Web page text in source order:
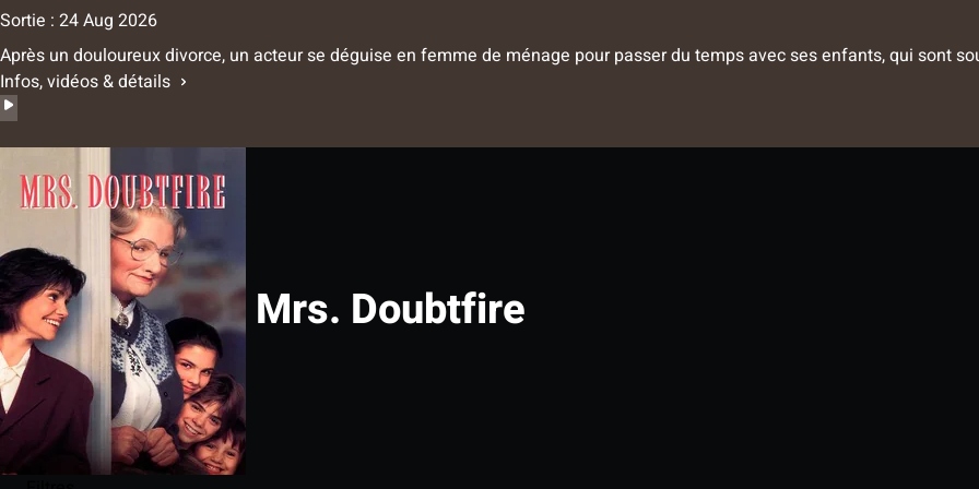
Sortie : 24 Aug 2026
Après un douloureux divorce, un acteur se déguise en femme de ménage pour passer du temps avec ses enfants, qui sont
Infos, vidéos & détails
Mrs. Doubtfire